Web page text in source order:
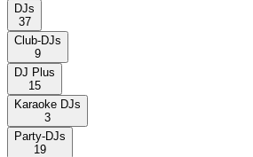
DJs
37
Club-DJs
9
DJ Plus
15
Karaoke DJs
3
Party-DJs
19